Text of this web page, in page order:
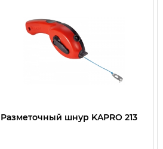
Разметочный шнур KAPRO 213